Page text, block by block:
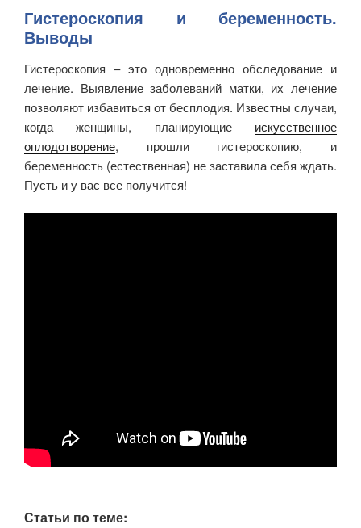
Гистероскопия и беременность.
Выводы
Гистероскопия – это одновременно обследование и
лечение. Выявление заболеваний матки, их лечение
позволяют избавиться от бесплодия. Известны случаи,
когда женщины, планирующие искусственное
оплодотворение, прошли гистероскопию, и
беременность (естественная) не заставила себя ждать.
Пусть и у вас все получится!
Статьи по теме: